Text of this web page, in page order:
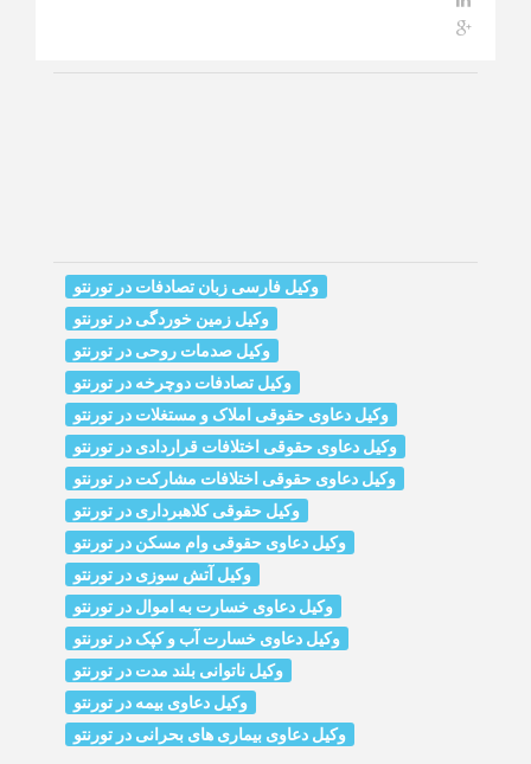
وکیل فارسی زبان تصادفات در تورنتو
وکیل زمین خوردگی در تورنتو
وکیل صدمات روحی در تورنتو
وکیل تصادفات دوچرخه در تورنتو
وکیل دعاوی حقوقی املاک و مستغلات در تورنتو
وکیل دعاوی حقوقی اختلافات قراردادی در تورنتو
وکیل دعاوی حقوقی اختلافات مشارکت در تورنتو
وکیل حقوقی کلاهبرداری در تورنتو
وکیل دعاوی حقوقی وام مسکن در تورنتو
وکیل آتش سوزی در تورنتو
وکیل دعاوی خسارت به اموال در تورنتو
وکیل دعاوی خسارت آب و کپک در تورنتو
وکیل ناتوانی بلند مدت در تورنتو
وکیل دعاوی بیمه در تورنتو
وکیل دعاوی بیماری های بحرانی در تورنتو